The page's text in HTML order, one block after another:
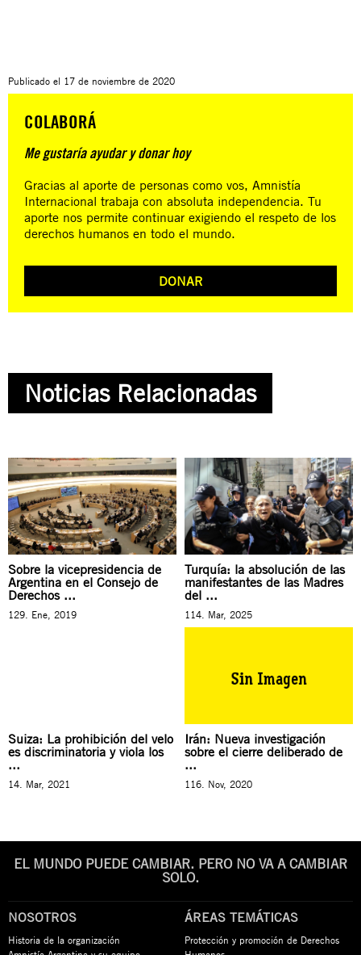
Publicado el 17 de noviembre de 2020
COLABORÁ
Me gustaría ayudar y donar hoy
Gracias al aporte de personas como vos, Amnistía
Internacional trabaja con absoluta independencia. Tu
aporte nos permite continuar exigiendo el respeto de los
derechos humanos en todo el mundo.
DONAR
Noticias Relacionadas
Sobre la vicepresidencia de
Argentina en el Consejo de
Derechos ...
129. Ene, 2019
Turquía: la absolución de las
manifestantes de las Madres
del ...
114. Mar, 2025
Suiza: La prohibición del velo
es discriminatoria y viola los
...
14. Mar, 2021
Irán: Nueva investigación
sobre el cierre deliberado de
...
116. Nov, 2020
EL MUNDO PUEDE CAMBIAR. PERO NO VA A CAMBIAR
SOLO.
NOSOTROS
Historia de la organización
ÁREAS TEMÁTICAS
Protección y promoción de Derechos